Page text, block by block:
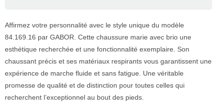
Affirmez votre personnalité avec le style unique du modèle
84.169.16 par GABOR. Cette chaussure marie avec brio une
esthétique recherchée et une fonctionnalité exemplaire. Son
chaussant précis et ses matériaux respirants vous garantissent une
expérience de marche fluide et sans fatigue. Une véritable
promesse de qualité et de distinction pour toutes celles qui
recherchent l’exceptionnel au bout des pieds.